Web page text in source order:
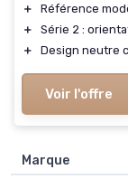
＋
Référence
＋
Série 2 :
＋
Design neutre
Voir l'offre
Marque